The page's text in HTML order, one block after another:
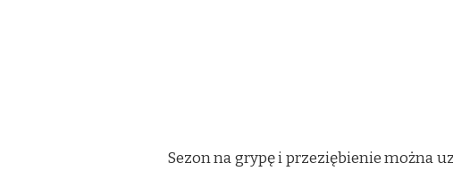
Sezon na grypę i przeziębienie można